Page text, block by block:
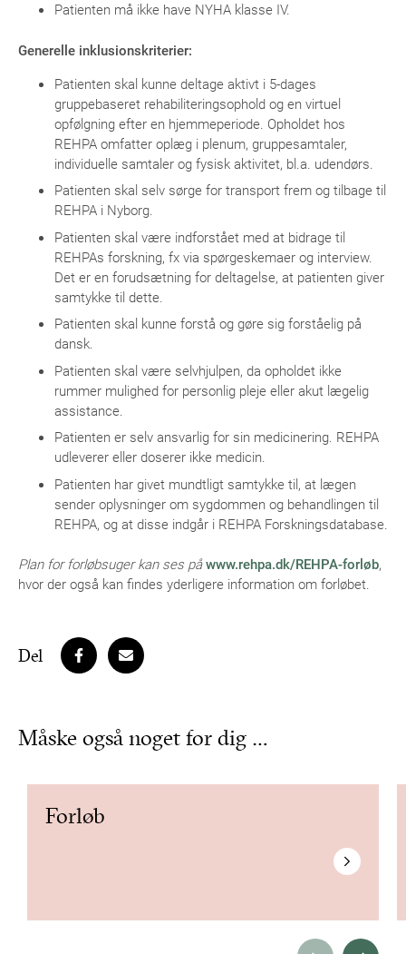
Patienten må ikke have NYHA klasse IV.
Generelle inklusionskriterier:
Patienten skal kunne deltage aktivt i 5-dages
gruppebaseret rehabiliteringsophold og en virtuel
opfølgning efter en hjemmeperiode. Opholdet hos
REHPA omfatter oplæg i plenum, gruppesamtaler,
individuelle samtaler og fysisk aktivitet, bl.a. udendørs.
Patienten skal selv sørge for transport frem og tilbage til
REHPA i Nyborg.
Patienten skal være indforstået med at bidrage til
REHPAs forskning, fx via spørgeskemaer og interview.
Det er en forudsætning for deltagelse, at patienten giver
samtykke til dette.
Patienten skal kunne forstå og gøre sig forståelig på
dansk.
Patienten skal være selvhjulpen, da opholdet ikke
rummer mulighed for personlig pleje eller akut lægelig
assistance.
Patienten er selv ansvarlig for sin medicinering. REHPA
udleverer eller doserer ikke medicin.
Patienten har givet mundtligt samtykke til, at lægen
sender oplysninger om sygdommen og behandlingen til
REHPA, og at disse indgår i REHPA Forskningsdatabase.
Plan for forløbsuger kan ses påwww.rehpa.dk/REHPA-forløb,
hvor der også kan findes yderligere information om forløbet.
Del
Måske også noget for dig …
Forløb